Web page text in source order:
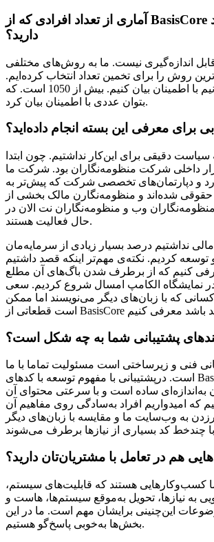
آماری از تعداد افرادی که از BasisCore استفاده می‌کنند
دارید؟
اندازه‌گیری نیست. ما به روش‌های مختلفی
روش را برای تخمین تعداد انتخاب کرده‌ایم.
عددی که می‌توانیم با اطمینان بیان کنیم. بیش از 1050 است. که
بتوان عددی با اطمینان بیان کرد.
برای معرفی این بسته انجام داده‌اید؟
دقیقی برای این‌کار نداشتیم. چون ابتدا
داخلی شرکت منظومه‌نگاران بود. شرکت ما
و دپارتمان‌های تخصصی شرکت که پیش‌تر به
حقوقی شده‌اند و منظومه‌نگارن مالک بخشی از
وب و منظومه‌نگاران نت الان در
حال فعالیت هستند.
نداشتیم درصد بسیار زیادی از سرمایه‌مان
کردیم. نکته‌ی مهم‌تر اینکه قصد داشتیم
کنیم که از برطرف شدن باگ‌های آن مطلع
در نمایشگاه الکامپ امسال شروع کردیم. سعی
که با زبان‌های دیگر می‌نویسند اما ممکن
پشتیبانی شما به چه شکل است؟
فنی و زیرساختی است مسئولیت تماما با ما
است. درپشتیبانی با مفهوم توسعه با کدهای BasisCore ، ما با افتخار
به‌اندازه‌ای ساده است و با سرعتی محتوای آن
که امیدواریم افراد به‌سادگی روی مفاهیم آن
به وب‌سایت ما و مقایسه با زبان‌های دیگر
هم در تعامل با مشتریان‌تان دارید؟
کسب‌وکارهایی هستند که قابلیت‌های سیستم،
به نیازها، تحویل به‌موقع سیستم‌ها، هاست و
این‌چنینی برایشان مهم است. ما در این
بخش‌ها به‌خوبی پاسخ‌گو هستیم.